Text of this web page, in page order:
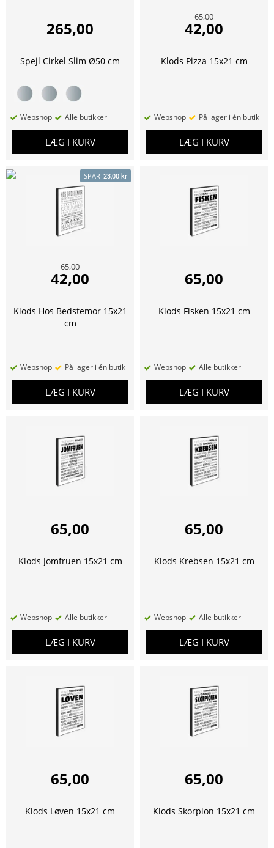
265,00
Spejl Cirkel Slim Ø50 cm
Webshop Alle butikker
LÆG I KURV
65,00
42,00
Klods Pizza 15x21 cm
Webshop På lager i én butik
LÆG I KURV
SPAR 23,00 kr
65,00
42,00
Klods Hos Bedstemor 15x21
cm
Webshop På lager i én butik
LÆG I KURV
65,00
Klods Fisken 15x21 cm
Webshop Alle butikker
LÆG I KURV
65,00
Klods Jomfruen 15x21 cm
Webshop Alle butikker
LÆG I KURV
65,00
Klods Krebsen 15x21 cm
Webshop Alle butikker
LÆG I KURV
65,00
Klods Løven 15x21 cm
65,00
Klods Skorpion 15x21 cm